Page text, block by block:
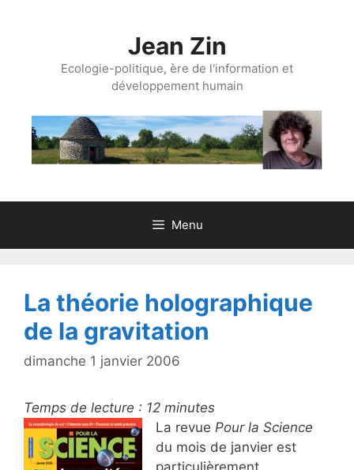
Jean Zin
Ecologie-politique, ère de l'information et
développement humain
Menu
La théorie holographique
de la gravitation
dimanche 1 janvier 2006
Temps de lecture : 12 minutes
La revue Pour la Science
du mois de janvier est